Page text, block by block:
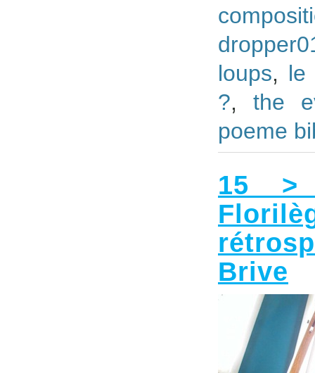
loups, le
?,the
poeme
15 >
Brive